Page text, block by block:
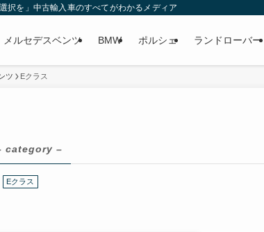
択を」中古輸入車のすべてがわかるメディア
メルセデスベンツ BMW ポルシェ ランドローバー
ツ Eクラス
category –
Eクラス